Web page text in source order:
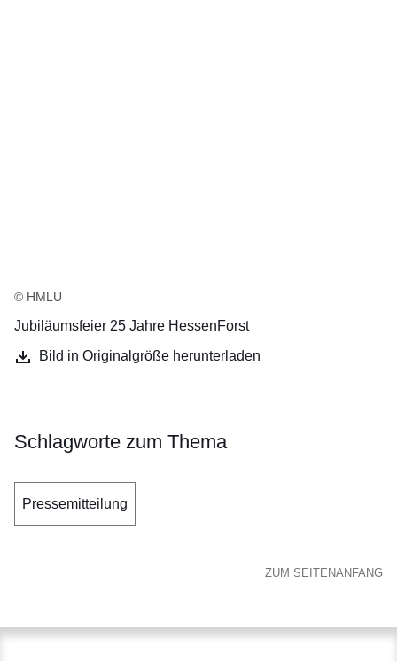
© HMLU
Jubiläumsfeier 25 Jahre HessenForst
Bild in Originalgröße herunterladen
Schlagworte zum Thema
Pressemitteilung
ZUM SEITENANFANG